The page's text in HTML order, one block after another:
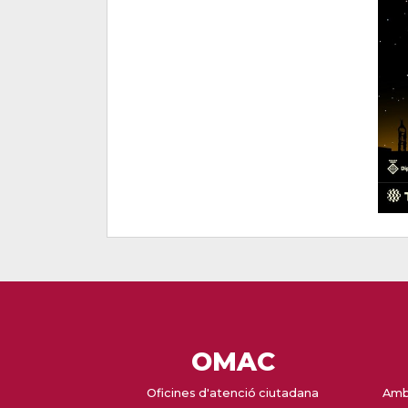
OMAC
Oficines d'atenció ciutadana